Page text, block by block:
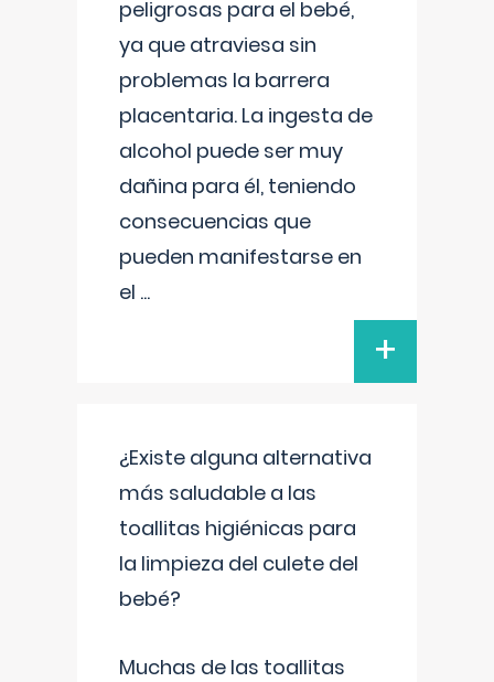
peligrosas para el bebé,
ya que atraviesa sin
problemas la barrera
placentaria. La ingesta de
alcohol puede ser muy
dañina para él, teniendo
consecuencias que
pueden manifestarse en
el ...
+
¿Existe alguna alternativa
más saludable a las
toallitas higiénicas para
la limpieza del culete del
bebé?
Muchas de las toallitas